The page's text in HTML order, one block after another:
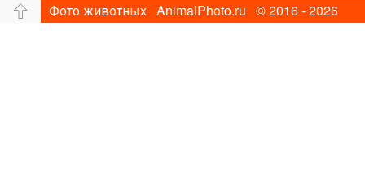
Фото животных AnimalPhoto.ru © 2016 - 2026